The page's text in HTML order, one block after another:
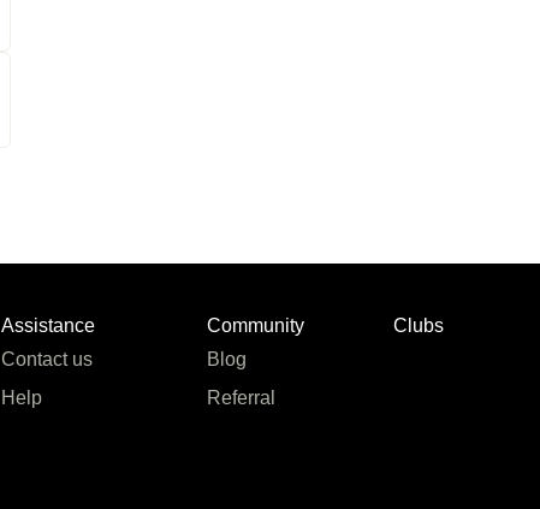
Assistance
Contact us
Help
Community
Blog
Referral
Clubs